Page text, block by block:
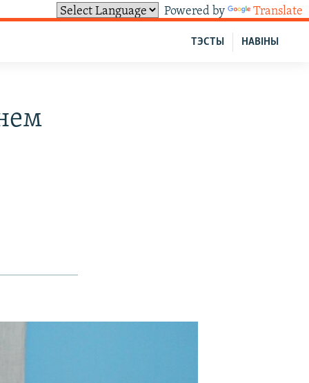
Powered by Translate
НАВІНЫ
ТЭСТЫ